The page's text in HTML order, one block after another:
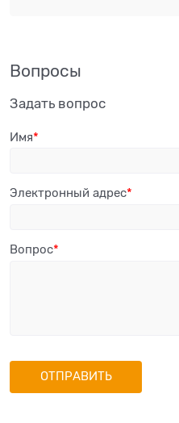
Вопросы
Задать вопрос
Имя
Электронный адрес
Вопрос